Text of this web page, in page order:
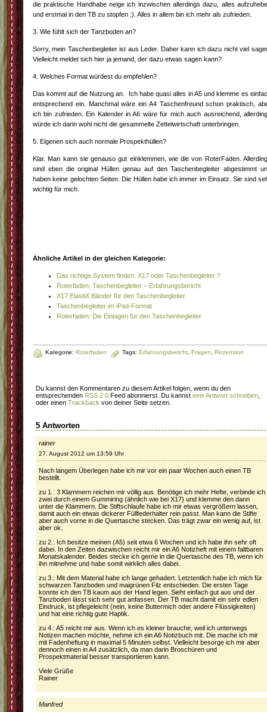
die praktische Handhabe neige ich inzwischen allerdings dazu, alles
und erstmal in den TB zu stopfen ;). Alles in allem bin ich mehr als zufrieden.
3. Wie fühlt sich der Tanzboden an?
Sorry, mein Taschenbegleiter ist aus Leder. Daher kann ich dazu nicht viel
Vielleicht meldet sich hier ja jemand, der dazu etwas sagen kann?
4. Welches Format würdest du empfehlen?
Das kommt auf die Nutzung an. Ich habe quasi alles in A5 und klemme es
entsprechend ein. Manchmal wäre ein A4 Taschenfreund schon praktisch,
ich bin zufrieden. Ein Kalender in A6 wäre für mich auch ausreichend,
würde ich darin wohl nicht die gesammelte Zettelwirtschaft unterbringen.
5. Eigenen sich auch normale Prospekthüllen?
Klar. Man kann sie genauso gut einklemmen, wie die von RoterFaden.
sind eben die original Hüllen genau auf den Taschenbegleiter abgestimmt
haben keine gelochten Seiten. Die Hüllen habe ich immer im Einsatz. Sie sind
wichtig für mich.
Ähnliche Artikel in der gleichen Kategorie:
Das richtige System finden: X17 oder Taschenbegleiter ?
Roterfaden: Taschenbegleiter – Erfahrungsbericht
X17 ElastiX Bänder für den Taschenbegleiter
Taschenbegleiter im iPad-Format
Roterfaden: Die Einlagen für den Taschenbegleiter
Kategorie: Roterfaden Tags: Erfahrungsbericht Fragen Rezension
Du kannst den Kommentaren zu diesem Artikel folgen, wenn du den
entsprechenden RSS 2.0 Feed abonnierst. Du kannst eine Antwort schreiben
oder einen Trackback von deiner Seite setzen.
5 Antworten
rainer
27. August 2012 um 13:59 Uhr
Nach langem Überlegen habe ich mir vor ein paar Wochen auch einen TB
bestellt.
zu 1.: 3 Klammern reichen mir völlig aus. Benötige ich mehr Hefte, verbinde ich
zwei durch einem Gummiring (ähnlich wie bei X17) und klemme den dann
unter die Klammern. Die Stiftschlaufe habe ich mir etwas vergrößern lassen,
damit auch ein etwas dickerer Füllfederhalter rein passt. Man kann die Stifte
aber auch vorne in die Quertasche stecken. Das trägt zwar ein wenig auf, ist
aber ok.
zu 2.: Ich besitze meinen (A5) seit etwa 6 Wochen und ich habe ihn sehr oft
dabei. In den Zeiten dazwischen reicht mir ein A6 Notizheft mit einem faltbaren
Monatskalender. Beides stecke ich gerne in die Quertasche des TB, wenn ich
ihn mitnehme und habe somit wirklich alles dabei.
zu 3.: Mit dem Material habe ich lange gehadert. Letztentlich habe ich mich für
schwarzen Tanzboden und maigrünen Filz entschieden. Die ersten Tage
konnte ich den TB kaum aus der Hand legen. Sieht einfach gut aus und der
Tanzboden lässt sich sehr gut anfassen. Der TB macht damit ein sehr edlen
Eindruck, ist pflegeleicht (nein, keine Buttermich oder andere Flüssigkeiten)
und hat eine richtig gute Haptik.
zu 4.: A5 reicht mir aus. Wenn ich es kleiner brauche, weil ich unterwegs
Notizen machen möchte, nehme ich ein A6 Notizbuch mit. Die mache ich mir
mit Fadenheftung in maximal 5 Minuten selbst. Vielleicht besorge ich mir aber
dennoch einen in A4 zusätzlich, da man darin Broschüren und
Prospektmaterial besser transportieren kann.
Viele Grüße
Rainer
Manfred